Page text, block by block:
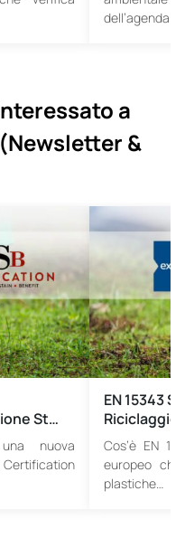
dell’agenda
a
(Newsletter &
St…
nuova
Certification
EN 15343
Cos’è EN
europeo
plastiche…